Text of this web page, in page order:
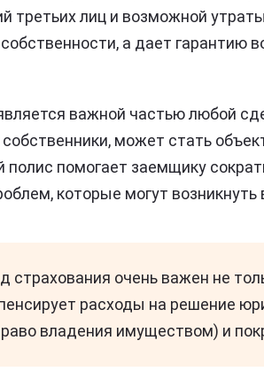
третьих лиц и возможной
а дает гарантию
важной частью любой
может стать
полис помогает заемщику
которые могут
страхования очень важен не
расходы на решение
владения имуществом) и